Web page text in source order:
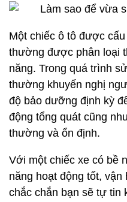
Một chiếc ô tô được
thường được phân loại
năng. Trong quá trình
thường khuyến nghị
độ bảo dưỡng định kỳ
động tổng quát cũng
thường và ổn định.
Với một chiếc xe có bề
năng hoạt động tốt,
chắc chắn bạn sẽ tự tin